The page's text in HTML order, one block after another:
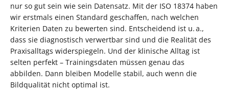
nur so gut sein wie sein Datensatz. Mit der ISO 18374 haben
wir erstmals einen Standard geschaffen, nach welchen
Kriterien Daten zu bewerten sind. Entscheidend ist u. a.,
dass sie diagnostisch verwertbar sind und die Realität des
Praxisalltags widerspiegeln. Und der klinische Alltag ist
selten perfekt – Trainingsdaten müssen genau das
abbilden. Dann bleiben Modelle stabil, auch wenn die
Bildqualität nicht optimal ist.